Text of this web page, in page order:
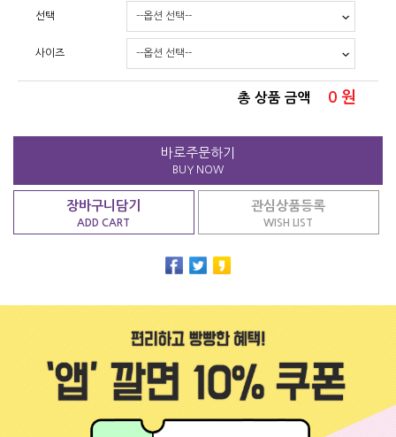
선택
사이즈
총 상품 금액 0 원
바로주문하기
BUY NOW
장바구니담기
ADD CART
관심상품등록
WISH LIST